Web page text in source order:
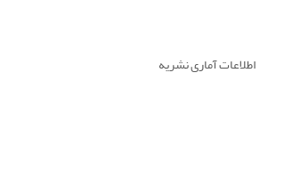
اطلاعات آماری نشریه